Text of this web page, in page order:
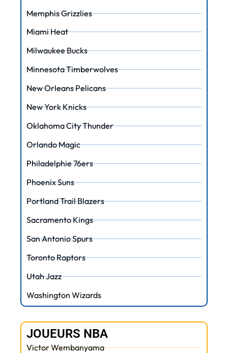
Memphis Grizzlies
Miami Heat
Milwaukee Bucks
Minnesota Timberwolves
New Orleans Pelicans
New York Knicks
Oklahoma City Thunder
Orlando Magic
Philadelphie 76ers
Phoenix Suns
Portland Trail Blazers
Sacramento Kings
San Antonio Spurs
Toronto Raptors
Utah Jazz
Washington Wizards
JOUEURS NBA
Victor Wembanyama